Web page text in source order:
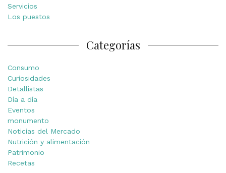
Servicios
Los puestos
Categorías
Consumo
Curiosidades
Detallistas
Día a día
Eventos
monumento
Noticias del Mercado
Nutrición y alimentación
Patrimonio
Recetas